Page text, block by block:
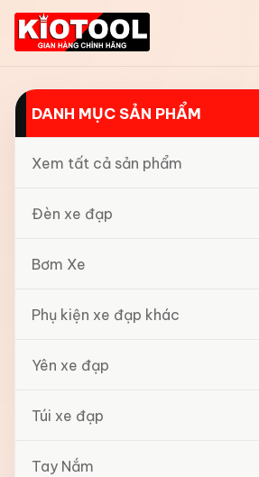
DANH MỤC SẢN PHẨM
Xem tất cả sản phẩm
Đèn xe đạp
Bơm Xe
Phụ kiện xe đạp khác
Yên xe đạp
Túi xe đạp
Tay Nắm